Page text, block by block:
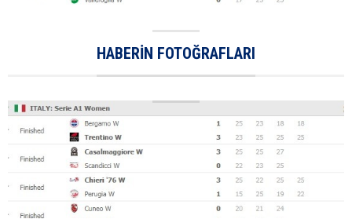
HABERIN FOTOĞRAFLARI